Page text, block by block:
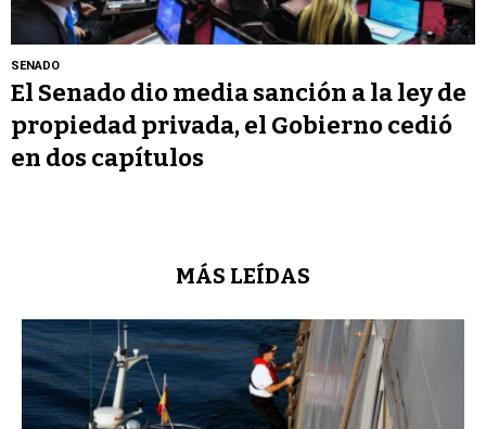
SENADO
El Senado dio media sanción a la ley de
propiedad privada, el Gobierno cedió
en dos capítulos
MÁS LEÍDAS